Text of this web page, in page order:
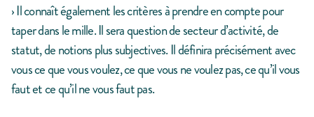
› Il connaît également les critères à prendre en compte pour
taper dans le mille. Il sera question de secteur d’activité, de
statut, de notions plus subjectives. Il définira précisément avec
vous ce que vous voulez, ce que vous ne voulez pas, ce qu’il vous
faut et ce qu’il ne vous faut pas.